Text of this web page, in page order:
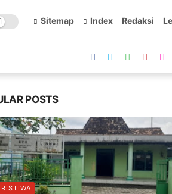
Sitemap Index Redaksi
POSTS